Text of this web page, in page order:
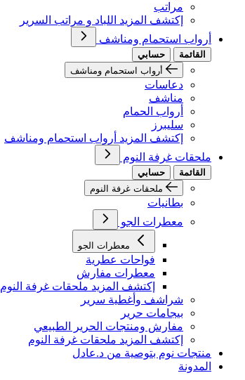
مراتب
إكتشف المزيد اللباد و مراتب السرير
أرواب استحمام ومناشف
القائمة
حسابي
أرواب استحمام ومناشف
دعاسات
مناشف
أرواب الحمام
سليبرز
إكتشف المزيد أرواب استحمام ومناشف
ملحقات غرفة النوم
القائمة
حسابي
ملحقات غرفة النوم
بطانيات
معطرات الجو
معطرات الجو
فواحات عطرية
معطرات مفارش
إكتشف المزيد ملحقات غرفة النوم
شراشف وأغطية سرير
بيجامات حرير
مفارش ومنتجات الحرير الطبيعي
إكتشف المزيد ملحقات غرفة النوم
منتجات نوم بتوصية من د.عادل
المدونة